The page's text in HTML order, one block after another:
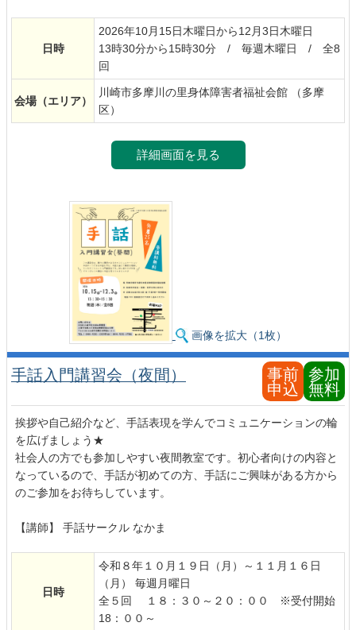
日時
2026年10月15日木曜日から12月3日木曜日
13時30分から15時30分 / 毎週木曜日 / 全8
回
会場（エリア）
川崎市多摩川の里身体障害者福祉会館 （多摩
区）
詳細画面を見る
画像を拡大（1枚）
事前
申込
参加
無料
手話入門講習会（夜間）
挨拶や自己紹介など、手話表現を学んでコミュニケーションの輪
を広げましょう★
社会人の方でも参加しやすい夜間教室です。初心者向けの内容と
なっているので、手話が初めての方、手話にご興味がある方から
のご参加をお待ちしています。
【講師】 手話サークル なかま
日時
令和８年１０月１９日（月）～１１月１６日
（月） 毎週月曜日
全５回 １８：３０～２０：００ ※受付開始
18：００～